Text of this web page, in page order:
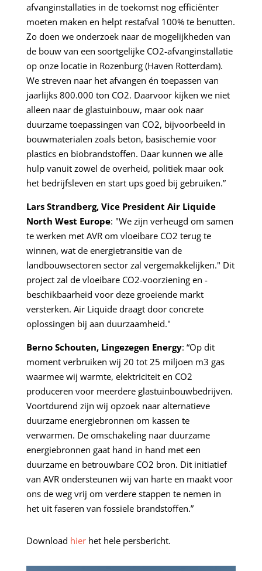
afvanginstallaties in de toekomst nog efficiënter
moeten maken en helpt restafval 100% te benutten.
Zo doen we onderzoek naar de mogelijkheden van
de bouw van een soortgelijke CO2-afvanginstallatie
op onze locatie in Rozenburg (Haven Rotterdam).
We streven naar het afvangen én toepassen van
jaarlijks 800.000 ton CO2. Daarvoor kijken we niet
alleen naar de glastuinbouw, maar ook naar
duurzame toepassingen van CO2, bijvoorbeeld in
bouwmaterialen zoals beton, basischemie voor
plastics en biobrandstoffen. Daar kunnen we alle
hulp vanuit zowel de overheid, politiek maar ook
het bedrijfsleven en start ups goed bij gebruiken.”
Lars Strandberg, Vice President Air Liquide
North West Europe: "We zijn verheugd om samen
te werken met AVR om vloeibare CO2 terug te
winnen, wat de energietransitie van de
landbouwsectoren sector zal vergemakkelijken." Dit
project zal de vloeibare CO2-voorziening en -
beschikbaarheid voor deze groeiende markt
versterken. Air Liquide draagt ​​door concrete
oplossingen bij aan duurzaamheid."
Berno Schouten, Lingezegen Energy: “Op dit
moment verbruiken wij 20 tot 25 miljoen m3 gas
waarmee wij warmte, elektriciteit en CO2
produceren voor meerdere glastuinbouwbedrijven.
Voortdurend zijn wij opzoek naar alternatieve
duurzame energiebronnen om kassen te
verwarmen. De omschakeling naar duurzame
energiebronnen gaat hand in hand met een
duurzame en betrouwbare CO2 bron. Dit initiatief
van AVR ondersteunen wij van harte en maakt voor
ons de weg vrij om verdere stappen te nemen in
het uit faseren van fossiele brandstoffen.”
Download hierhet hele persbericht.